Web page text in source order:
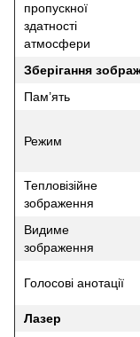
пропускної
здатності
атмосфери
Зберігання
Пам’ять
Режим
Тепловізійне
зображення
Видиме
зображення
Голосові анотації
Лазер